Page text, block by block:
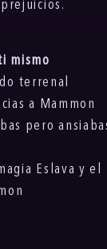
mismo
terrenal
a Mammon
pero
Eslava y el